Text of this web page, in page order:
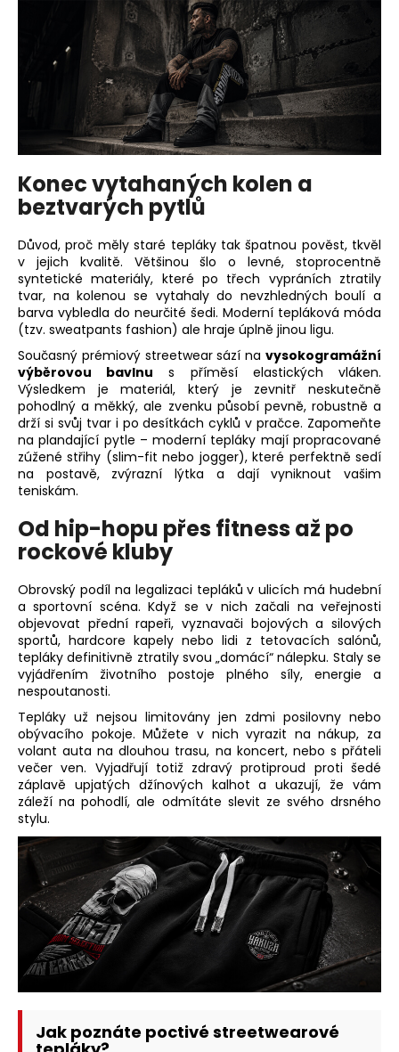
Konec vytahaných kolen a
beztvarých pytlů
Důvod, proč měly staré tepláky tak špatnou pověst, tkvěl
v jejich kvalitě. Většinou šlo o levné, stoprocentně
syntetické materiály, které po třech vypráních ztratily
tvar, na kolenou se vytahaly do nevzhledných boulí a
barva vybledla do neurčité šedi. Moderní tepláková móda
(tzv. sweatpants fashion) ale hraje úplně jinou ligu.
Současný prémiový streetwear sází na vysokogramážní
výběrovou bavlnu s příměsí elastických vláken.
Výsledkem je materiál, který je zevnitř neskutečně
pohodlný a měkký, ale zvenku působí pevně, robustně a
drží si svůj tvar i po desítkách cyklů v pračce. Zapomeňte
na plandající pytle – moderní tepláky mají propracované
zúžené střihy (slim-fit nebo jogger), které perfektně sedí
na postavě, zvýrazní lýtka a dají vyniknout vašim
teniskám.
Od hip-hopu přes fitness až po
rockové kluby
Obrovský podíl na legalizaci tepláků v ulicích má hudební
a sportovní scéna. Když se v nich začali na veřejnosti
objevovat přední rapeři, vyznavači bojových a silových
sportů, hardcore kapely nebo lidi z tetovacích salónů,
tepláky definitivně ztratily svou „domácí“ nálepku. Staly se
vyjádřením životního postoje plného síly, energie a
nespoutanosti.
Tepláky už nejsou limitovány jen zdmi posilovny nebo
obývacího pokoje. Můžete v nich vyrazit na nákup, za
volant auta na dlouhou trasu, na koncert, nebo s přáteli
večer ven. Vyjadřují totiž zdravý protiproud proti šedé
záplavě upjatých džínových kalhot a ukazují, že vám
záleží na pohodlí, ale odmítáte slevit ze svého drsného
stylu.
Jak poznáte poctivé streetwearové
HLEDAT
o
p
o
r
u
č
u
j
e
m
e
PÁNSKÉ
TMAVĚ
MODRÉ
TRIČKO
YAKUZA
PREMIUM
YPS
–
ETERNAL
ENEMY
739
Kč